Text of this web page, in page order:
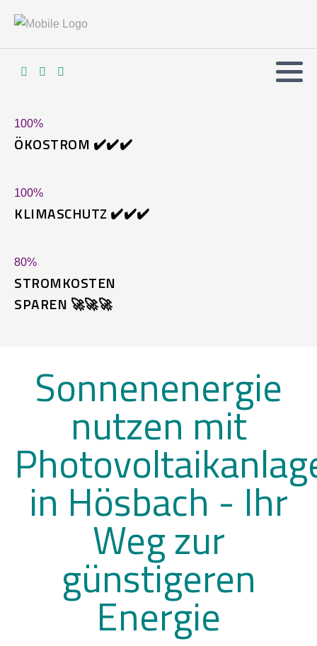
100%
ÖKOSTROM ✔️✔️✔️
100%
KLIMASCHUTZ ✔️✔️✔️
80%
STROMKOSTEN
SPAREN 🚀🚀🚀
Sonnenenergie
nutzen mit
in Hösbach - Ihr
Weg zur
günstigeren
Energie